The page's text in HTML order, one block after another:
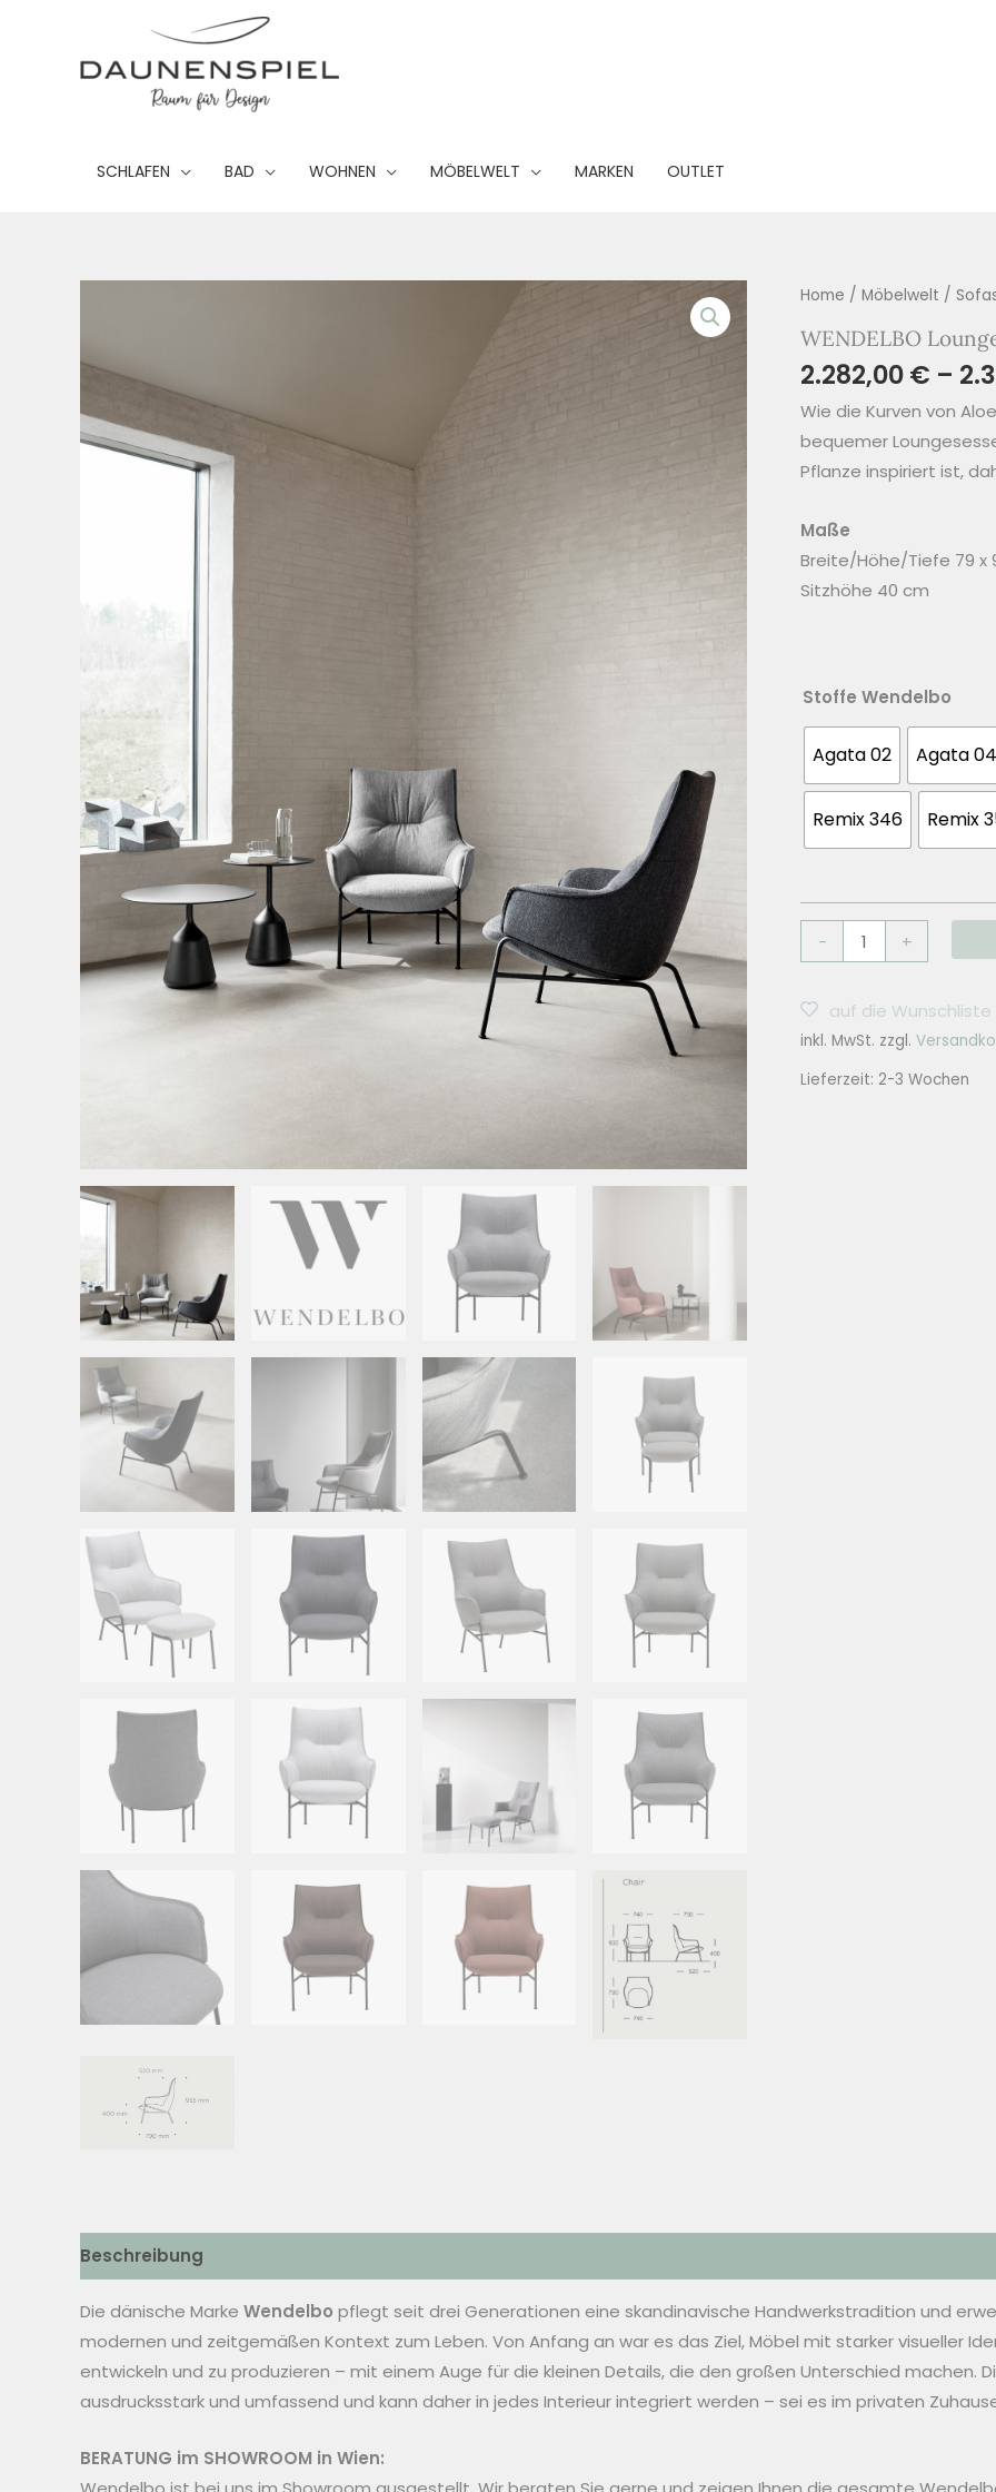
SCHLAFEN BAD WOHNEN MÖBELWELT MARKEN OUTLET
Home / Möbelwelt /
WENDELBO
2.282,00€ –
Wie die Kurven von
bequemer
Pflanze inspiriert ist,
Maße
Breite/Höhe/Tiefe 79 x
Sitzhöhe 40 cm
Stoffe Wendelbo
Agata 02 Agata 04
Remix 346 Remix
-
WENDELBO
Lounge
ALOE
+
auf die Wunschliste
inkl. MwSt. zzgl.
Lieferzeit: 2-3 Wochen
Beschreibung
Die dänische Marke Wendelbo pflegt seit drei Generationen eine skandinavische Handwerkstradition und
modernen und zeitgemäßen Kontext zum Leben. Von Anfang an war es das Ziel, Möbel mit starker visueller
entwickeln und zu produzieren – mit einem Auge für die kleinen Details, die den großen Unterschied machen.
ausdrucksstark und umfassend und kann daher in jedes Interieur integriert werden – sei es im privaten
BERATUNG im SHOWROOM in Wien: